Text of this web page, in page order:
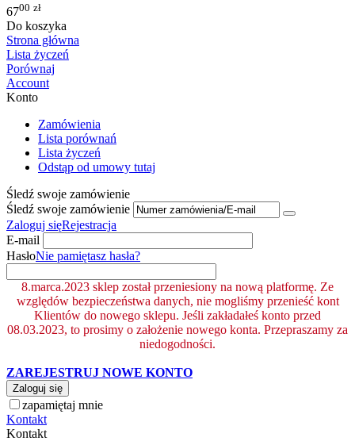
6700 zł
Do koszyka
Strona główna
Lista życzeń
Porównaj
Account
Konto
Zamówienia
Lista porównań
Lista życzeń
Odstąp od umowy tutaj
Śledź swoje zamówienie
Śledź swoje zamówienie
Zaloguj sięRejestracja
E-mail
HasłoNie pamiętasz hasła?
8.marca.2023 sklep został przeniesiony na nową platformę. Ze
względów bezpieczeństwa danych, nie mogliśmy przenieść kont
Klientów do nowego sklepu. Jeśli zakładałeś konto przed
08.03.2023, to prosimy o założenie nowego konta. Przepraszamy za
niedogodności.
ZAREJESTRUJ NOWE KONTO
Zaloguj się
zapamiętaj mnie
Kontakt
Kontakt